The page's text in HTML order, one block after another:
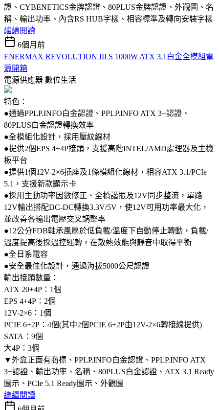
證、CYBENETICS金牌認證、80PLUS金牌認證、外觀圖、名
稱、輸出功率、內含RS HUB字樣、相容標準及轉向安裝字樣
繼續閱讀
6個月前
ENERMAX REVOLUTION III S 1000W ATX 3.1白金全模組電
源開箱
電源供應器 數位生活
特色：
●通過PPLP.INFO白金認證、PPLP.INFO ATX 3+認證、
80PLUS白金認證轉換效率
●全模組化設計，採用壓紋線材
●提供2個EPS 4+4P接頭，支援高階INTEL/AMD處理器及主機
板平台
●提供1個12V-2×6插座及1條模組化線材，相容ATX 3.1/PCIe
5.1，支援新款顯示卡
●採用主動功率因數修正、全橋諧振及12V同步整流，單路
12V輸出搭配DC-DC轉換3.3V/5V，使12V可用功率最大化，
並改善各輸出電壓交叉調整率
●12公分FDB軸承風扇於低負載/溫度下自動停止轉動，負載/
溫度提高後採溫控運轉，在散熱效能與靜音中取得平衡
●全日系電容
●安全最佳化設計，通過海拔5000公尺認證
輸出接頭數量：
ATX 20+4P：1個
EPS 4+4P：2個
12V-2×6：1個
PCIE 6+2P：4個(其中2個PCIE 6+2P由12V-2×6轉接線提供)
SATA：9個
大4P：3個
▼外盒正面有商標、PPLP.INFO白金認證、PPLP.INFO ATX
3+認證、輸出功率、名稱、80PLUS白金認證、ATX 3.1 Ready
圖示、PCIe 5.1 Ready圖示、外觀圖
繼續閱讀